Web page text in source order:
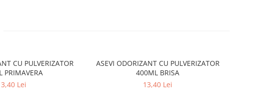
CU PULVERIZATOR
PRIMAVERA
Lei
ASEVI ODORIZANT CU PULVERIZATOR
400ML BRISA
13,40 Lei